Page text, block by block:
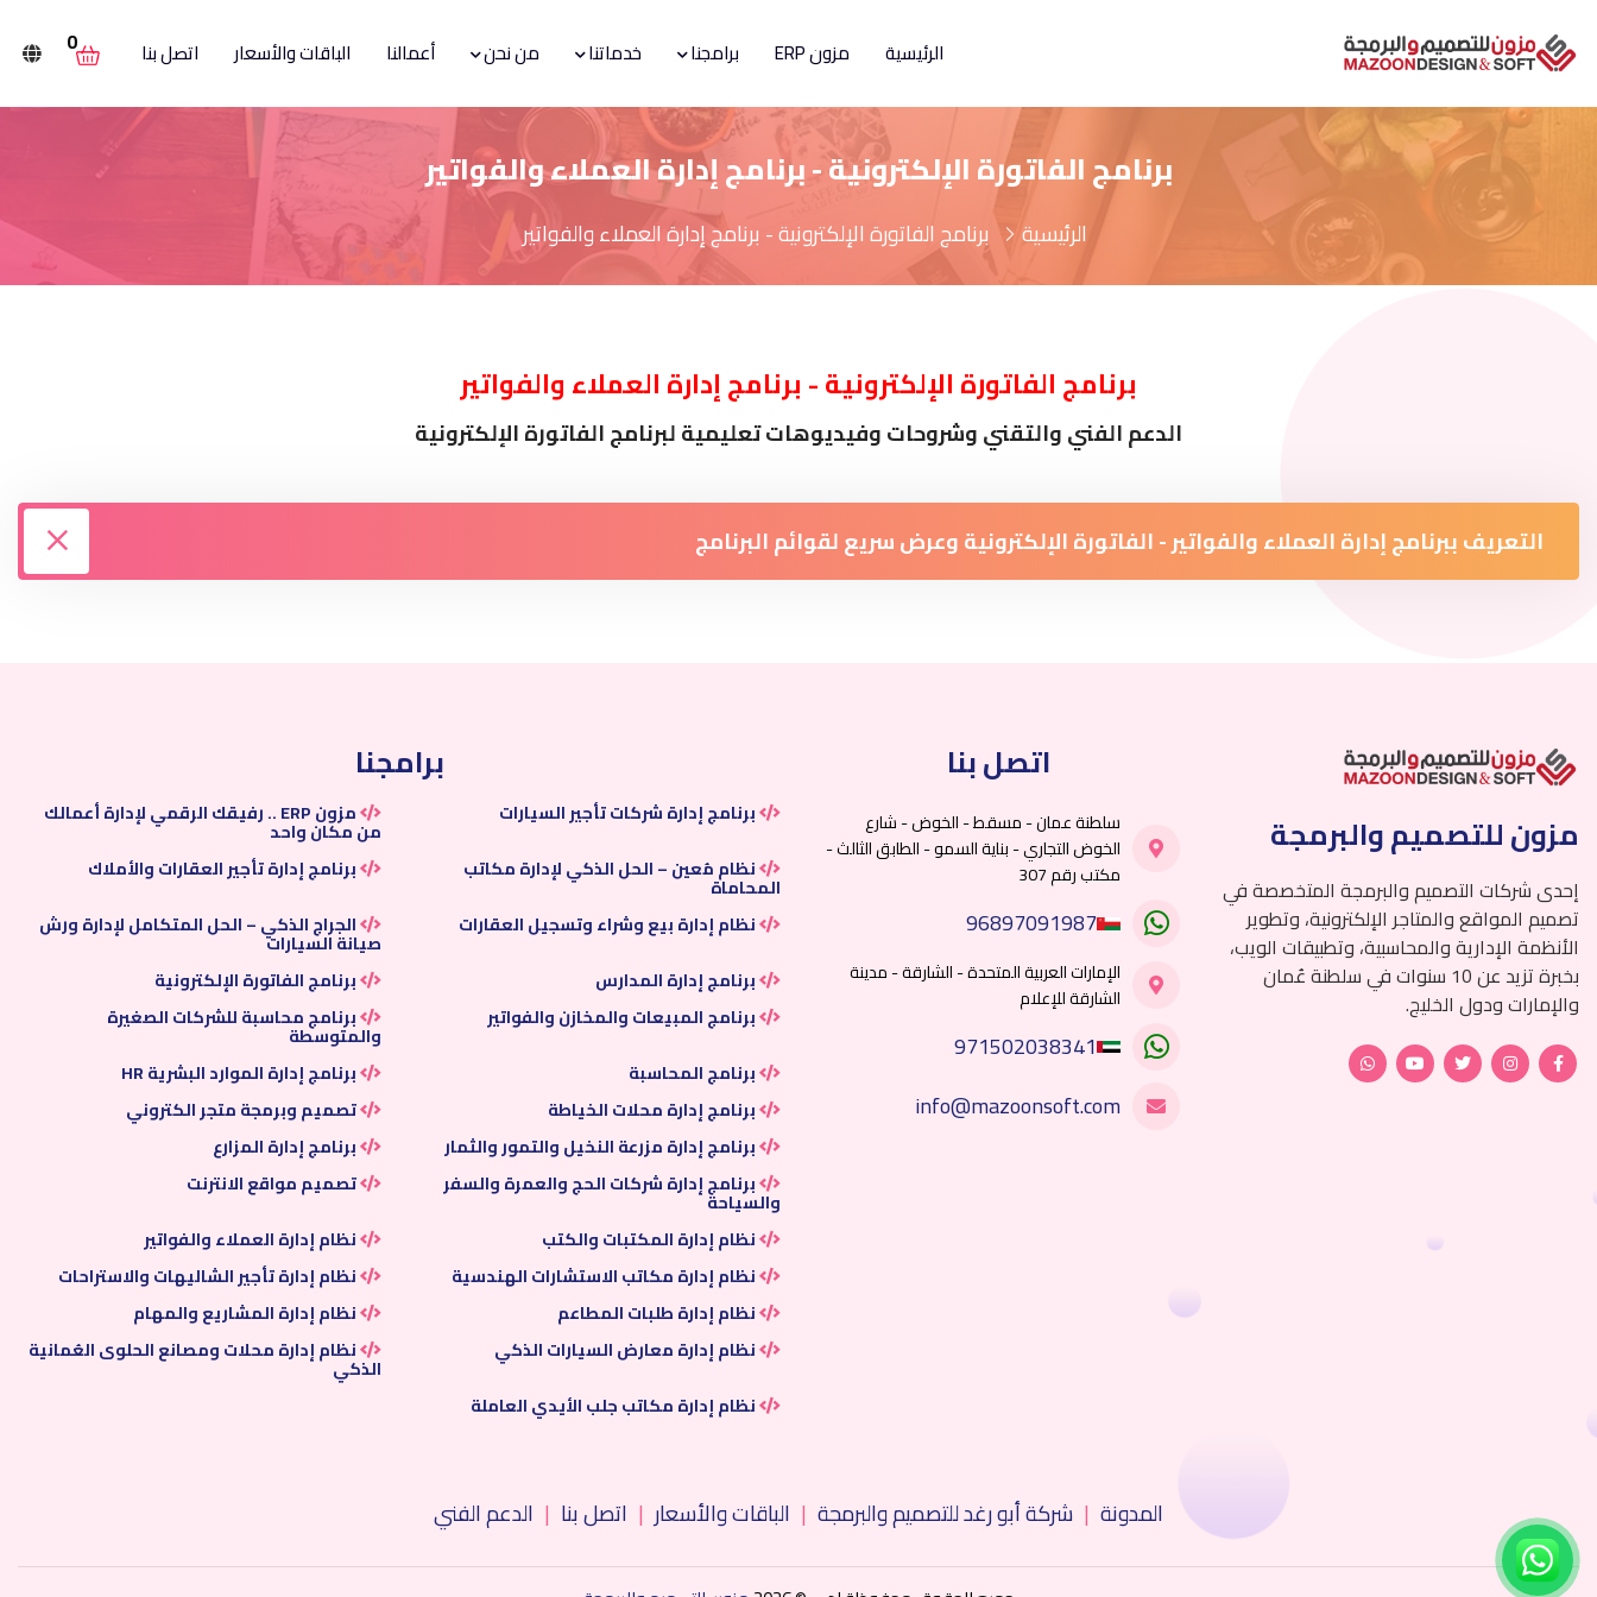
0 الرئيسية مزون ERP برامجنا خدماتنا من نحن أعمالنا الباقات والأسعار اتصل بنا
برنامج الفاتورة الإلكترونية - برنامج إدارة العملاء والفواتير
الرئيسية برنامج الفاتورة الإلكترونية - برنامج إدارة العملاء والفواتير
برنامج الفاتورة الإلكترونية - برنامج إدارة العملاء والفواتير
الدعم الفني والتقني وشروحات وفيديوهات تعليمية لبرنامج الفاتورة الإلكترونية
التعريف ببرنامج إدارة العملاء والفواتير - الفاتورة الإلكترونية وعرض سريع لقوائم البرنامج
مزون للتصميم والبرمجة
إحدى شركات التصميم والبرمجة المتخصصة في
تصميم المواقع والمتاجر الإلكترونية، وتطوير
الأنظمة الإدارية والمحاسبية، وتطبيقات الويب،
بخبرة تزيد عن 10 سنوات في سلطنة عُمان
والإمارات ودول الخليج.
اتصل بنا
سلطنة عمان - مسقط - الخوض - شارع
الخوض التجاري - بناية السمو - الطابق الثالث -
مكتب رقم 307
96897091987
الإمارات العربية المتحدة - الشارقة - مدينة
الشارقة للإعلام
971502038341
info@mazoonsoft.com
برامجنا
برنامج إدارة شركات تأجير السيارات مزون ERP .. رفيقك الرقمي لإدارة أعمالك
من مكان واحد
نظام مُعين – الحل الذكي لإدارة مكاتب
المحاماة
برنامج إدارة تأجير العقارات والأملاك
نظام إدارة بيع وشراء وتسجيل العقارات
الجراج الذكي – الحل المتكامل لإدارة ورش
صيانة السيارات
برنامج إدارة المدارس
برنامج الفاتورة الإلكترونية
برنامج المبيعات والمخازن والفواتير
برنامج محاسبة للشركات الصغيرة
والمتوسطة
برنامج المحاسبة
برنامج إدارة الموارد البشرية HR
برنامج إدارة محلات الخياطة
تصميم وبرمجة متجر الكتروني
برنامج إدارة مزرعة النخيل والتمور والثمار
برنامج إدارة المزارع
برنامج إدارة شركات الحج والعمرة والسفر
والسياحة
تصميم مواقع الانترنت
نظام إدارة المكتبات والكتب
نظام إدارة العملاء والفواتير
نظام إدارة مكاتب الاستشارات الهندسية
نظام إدارة تأجير الشاليهات والاستراحات
نظام إدارة طلبات المطاعم
نظام إدارة المشاريع والمهام
نظام إدارة معارض السيارات الذكي
نظام إدارة محلات ومصانع الحلوى العُمانية
الذكي
نظام إدارة مكاتب جلب الأيدي العاملة
المدونة | شركة أبو رغد للتصميم والبرمجة | الباقات والأسعار | اتصل بنا | الدعم الفني